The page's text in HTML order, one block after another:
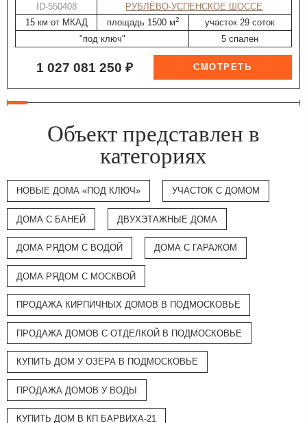
ID-550408
РУБЛЁВО-УСПЕНСКОЕ ШОССЕ
15 км от МКАД
площадь 1500 м2
участок 29 соток
"под ключ"
5 спален
1 027 081 250 ₽
Объект представлен в
категориях
НОВЫЕ ДОМА «ПОД КЛЮЧ» УЧАСТОК С ДОМОМ
ДОМА С БАНЕЙ ДВУХЭТАЖНЫЕ ДОМА
ДОМА РЯДОМ С ВОДОЙ ДОМА С ГАРАЖОМ
ДОМА РЯДОМ С МОСКВОЙ
ПРОДАЖА КИРПИЧНЫХ ДОМОВ В ПОДМОСКОВЬЕ
ПРОДАЖА ДОМОВ С ОТДЕЛКОЙ В ПОДМОСКОВЬЕ
КУПИТЬ ДОМ У ОЗЕРА В ПОДМОСКОВЬЕ
ПРОДАЖА ДОМОВ У ВОДЫ
КУПИТЬ ДОМ В КП БАРВИХА-21